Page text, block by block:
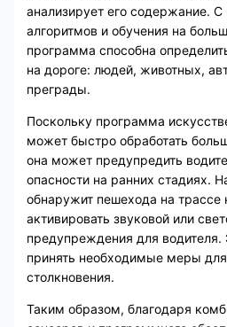
анализирует его содержание.
алгоритмов и обучения на
программа способна
на дороге: людей, животных,
преграды.
Поскольку программа
может быстро обработать
она может предупредить
опасности на ранних стадиях.
обнаружит пешехода на
активировать звуковой или
предупреждения для
принять необходимые меры
столкновения.
Таким образом, благодаря